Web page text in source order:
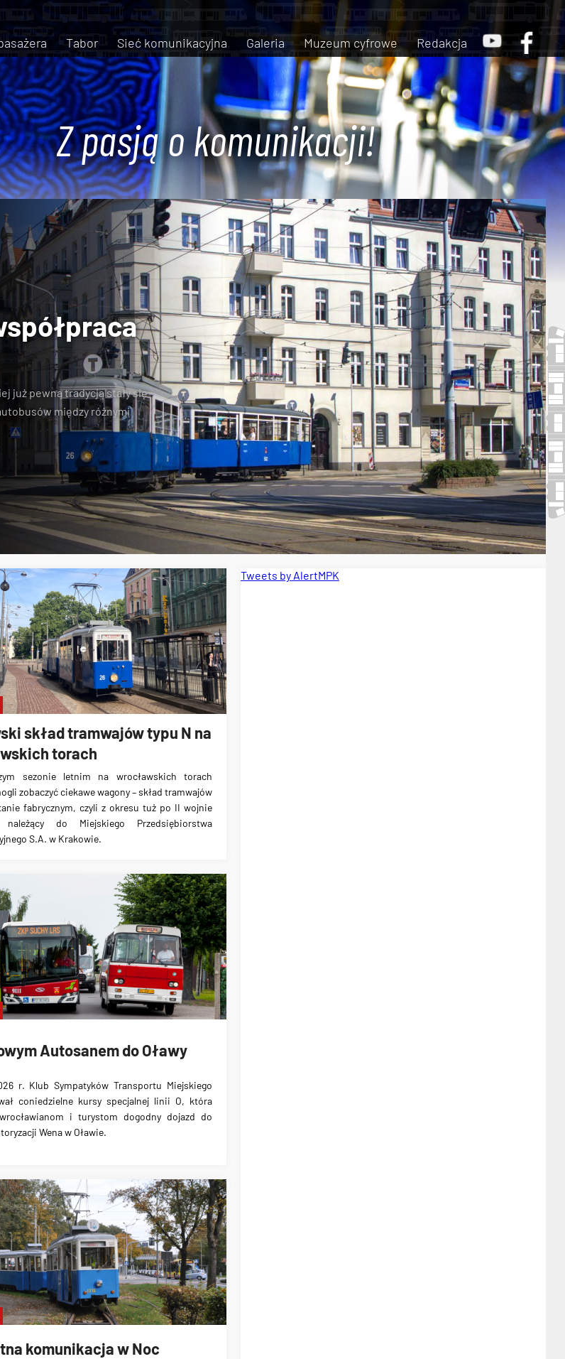
Tabor Sieć komunikacyjna Galeria Muzeum cyfrowe Redakcja
Z pasją o komunikacji!
już pewną tradycją stały się
między różnymi
Linie Turystyczne MPK Kraków
skład tramwajów typu N na
torach
sezonie letnim na wrocławskich torach
zobaczyć ciekawe wagony – skład tramwajów
fabrycznym, czyli z okresu tuż po II wojnie
należący do Miejskiego Przedsiębiorstwa
S.A. w Krakowie.
Autosanem do Oławy
r. Klub Sympatyków Transportu Miejskiego
coniedzielne kursy specjalnej linii O, która
i turystom dogodny dojazd do
Wena w Oławie.
komunikacja w Noc
Tweets by AlertMPK